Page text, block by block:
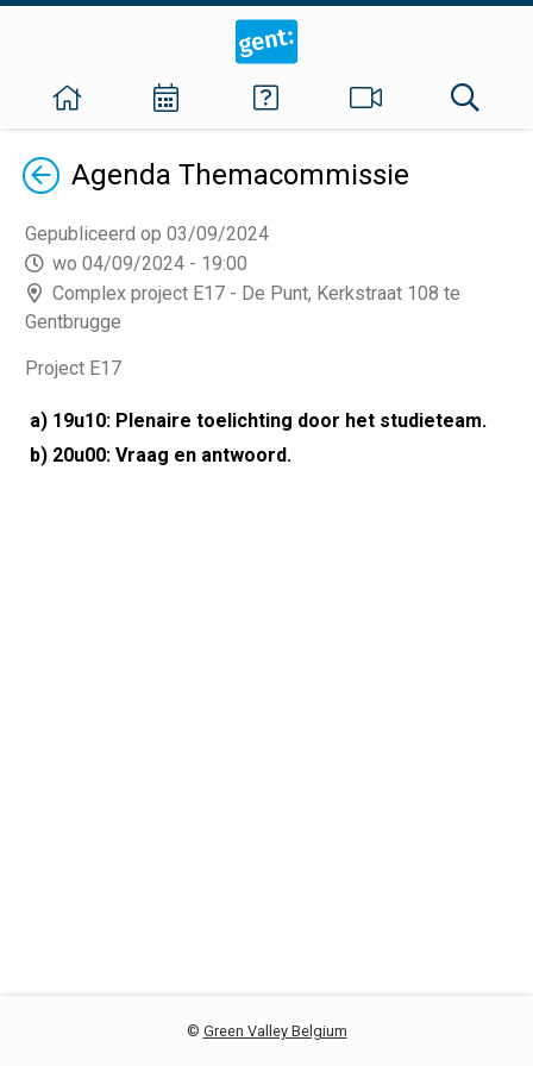
TerugAgenda Themacommissie
Gepubliceerd op 03/09/2024
wo 04/09/2024 - 19:00
Complex project E17 - De Punt, Kerkstraat 108 te
Gentbrugge
Project E17
a) 19u10: Plenaire toelichting door het studieteam.
b) 20u00: Vraag en antwoord.
© Green Valley Belgium